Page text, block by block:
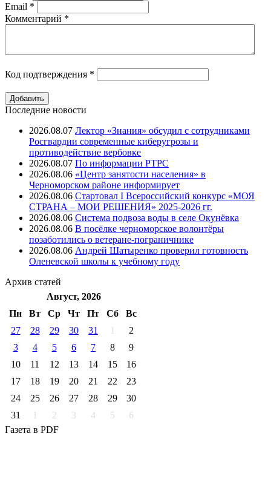
Email *
Комментарий *
Код подтверждения *
Последние новости
2026.08.07 Лектор «Знания» обсудил с сотрудниками
Росгвардии современные киберугрозы и
противодействие вербовке
2026.08.07 ⁠По информации РТРС
2026.08.06 «Центр занятости населения» в
Черноморском районе информирует
2026.08.06 Стартовал I Всероссийский конкурс «МОЯ
СТРАНА – МОИ РЕШЕНИЯ» 2025-2026 гг.
2026.08.06 Система подвоза воды в селе Окунёвка
2026.08.06 В посёлке черноморское волонтёры
позаботились о ветеране-пограничнике
2026.08.06 Андрей Шатыренко проверил готовность
Оленевской школы к учебному году
Архив статей
Август, 2026
Пн
Вт Ср Чт Пт Cб
Вс
27
28 29 30 31 1
2
3
4 5 6 7 8
9
10
11 12 13 14 15
16
17
18 19 20 21 22
23
24
25 26 27 28 29
30
31
1 2 3 4 5
6
Газета в PDF